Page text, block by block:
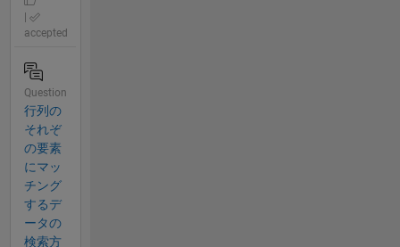
accepted
Question
行列の
それぞ
の要素
にマッ
チング
するデ
ータの
検索方